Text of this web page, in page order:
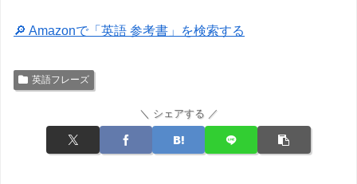
🔎 Amazonで「英語 参考書」を検索する
英語フレーズ
＼ シェアする ／